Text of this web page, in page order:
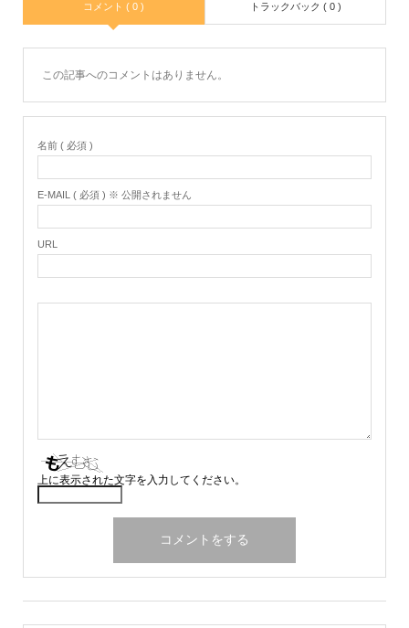
コメント ( 0 ) トラックバック ( 0 )
この記事へのコメントはありません。
名前 ( 必須 )
E-MAIL ( 必須 ) ※ 公開されません
URL
上に表示された文字を入力してください。